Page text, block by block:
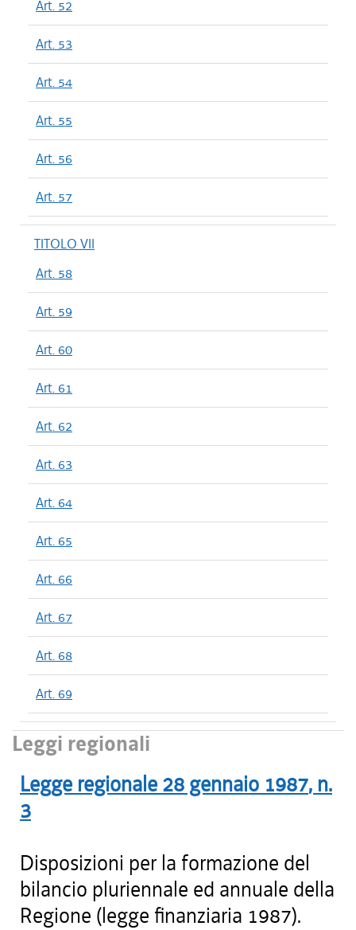
Art. 52
Art. 53
Art. 54
Art. 55
Art. 56
Art. 57
TITOLO VII
Art. 58
Art. 59
Art. 60
Art. 61
Art. 62
Art. 63
Art. 64
Art. 65
Art. 66
Art. 67
Art. 68
Art. 69
Leggi regionali
Legge regionale 28 gennaio 1987, n.
3
Disposizioni per la formazione del
bilancio pluriennale ed annuale della
Regione (legge finanziaria 1987).